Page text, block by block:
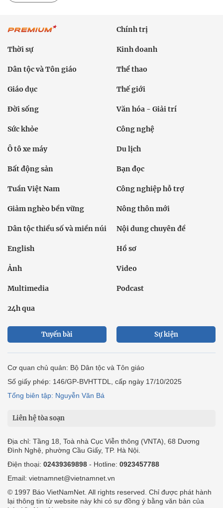
Chính trị
Thời sự Kinh doanh
Dân tộc và Tôn giáo Thể thao
Giáo dục Thế giới
Đời sống Văn hóa - Giải trí
Sức khỏe Công nghệ
Ô tô xe máy Du lịch
Bất động sản Bạn đọc
Tuần Việt Nam Công nghiệp hỗ trợ
Giảm nghèo bền vững Nông thôn mới
Dân tộc thiểu số và miền núi Nội dung chuyên đề
English Hồ sơ
Ảnh Video
Multimedia Podcast
24h qua
Tuyến bài Sự kiện
Cơ quan chủ quản: Bộ Dân tộc và Tôn giáo
Số giấy phép: 146/GP-BVHTTDL, cấp ngày 17/10/2025
Tổng biên tập: Nguyễn Văn Bá
Liên hệ tòa soạn
Địa chỉ: Tầng 18, Toà nhà Cục Viễn thông (VNTA), 68 Dương
Đình Nghệ, phường Cầu Giấy, TP. Hà Nội.
Điện thoại: 02439369898 - Hotline: 0923457788
Email: vietnamnet@vietnamnet.vn
© 1997 Báo VietNamNet. All rights reserved. Chỉ được phát hành
lại thông tin từ website này khi có sự đồng ý bằng văn bản của